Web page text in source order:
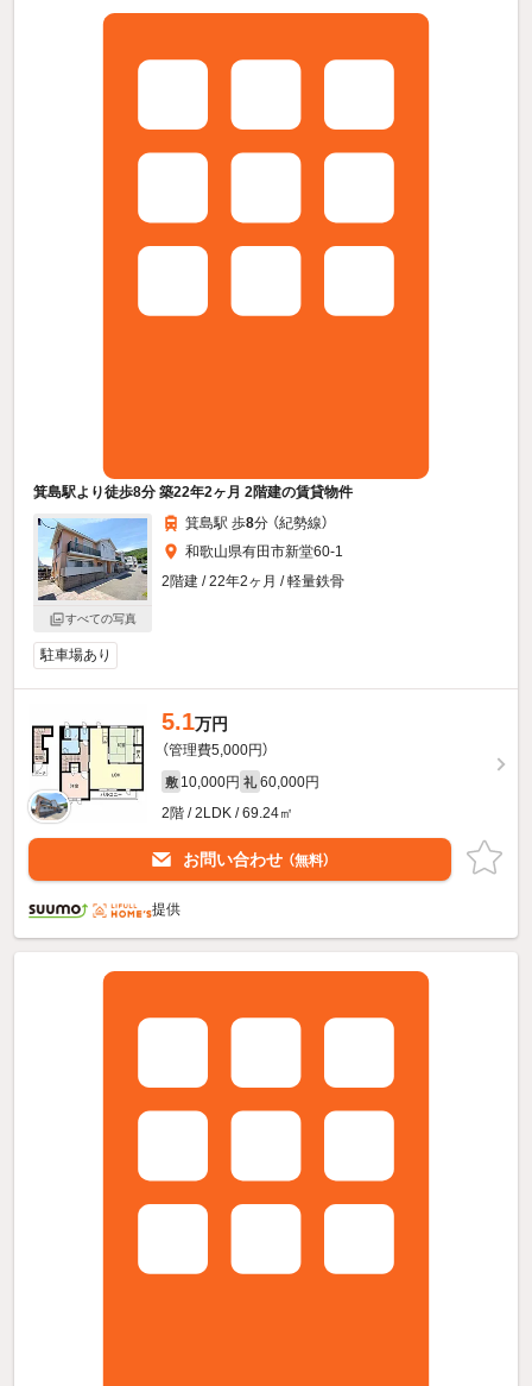
箕島駅より徒歩8分 築22年2ヶ月 2階建の賃貸物件
すべての写真
箕島駅 歩8分 （紀勢線）
和歌山県有田市新堂60-1
2階建 / 22年2ヶ月 / 軽量鉄骨
駐車場あり
5.1万円
（管理費5,000円）
敷 10,000円 礼 60,000円
2階 / 2LDK / 69.24㎡
お問い合わせ （無料）
提供